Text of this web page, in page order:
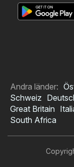
Andra länder:
Schweiz
Great Britain
South Africa